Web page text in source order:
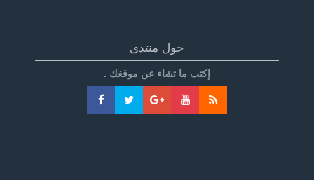
حول منتدى
إكتب ما تشاء عن موقغك .